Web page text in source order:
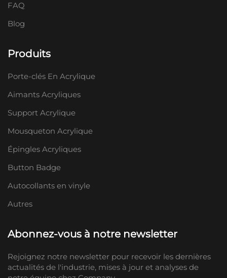
FAQ
Blog
Produits
Porte-clés En Acrylique
Aimants Acryliques
Support Acrylique
Mousqueton Acrylique
Épingles Acryliques
Button Badge
Autocollants en vinyle
Autres
Abonnez-vous à notre newsletter
Rejoignez notre newsletter pour recevoir les dernières
actualités de l'industrie, mises à jour et analyses de